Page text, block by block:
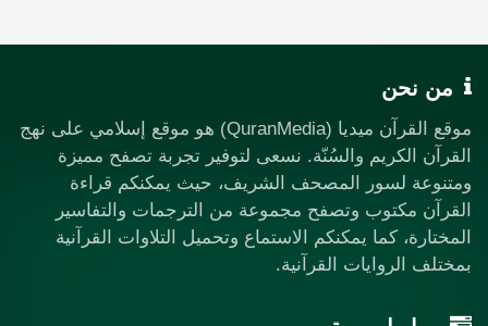
من نحن
موقع القرآن ميديا (QuranMedia) هو موقع إسلامي على نهج
القرآن الكريم والسُنّة. نسعى لتوفير تجربة تصفح مميزة
ومتنوعة لسور المصحف الشريف، حيث يمكنكم قراءة
القرآن مكتوب وتصفح مجموعة من الترجمات والتفاسير
المختارة، كما يمكنكم الاستماع وتحميل التلاوات القرآنية
بمختلف الروايات القرآنية.